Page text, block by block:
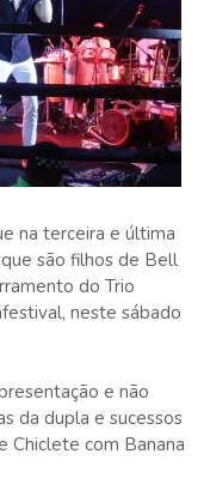
na terceira e última
são filhos de Bell
do Trio
neste sábado
e não
da dupla e sucessos
Chiclete com Banana